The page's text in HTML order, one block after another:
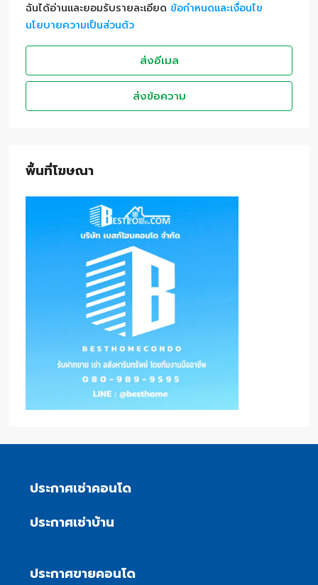
ฉันได้อ่านและยอมรับรายละเอียด ข้อกำหนดและเงื่อนไข
นโยบายความเป็นส่วนตัว
ส่งอีเมล
ส่งข้อความ
พื้นที่โฆษณา
ประกาศเช่าคอนโด
ประกาศเช่าบ้าน
ประกาศขายคอนโด